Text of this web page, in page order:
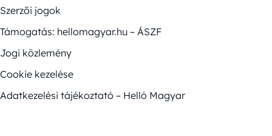
Szerzői jogok
Támogatás: hellomagyar.hu – ÁSZF
Jogi közlemény
Cookie kezelése
Adatkezelési tájékoztató – Helló Magyar